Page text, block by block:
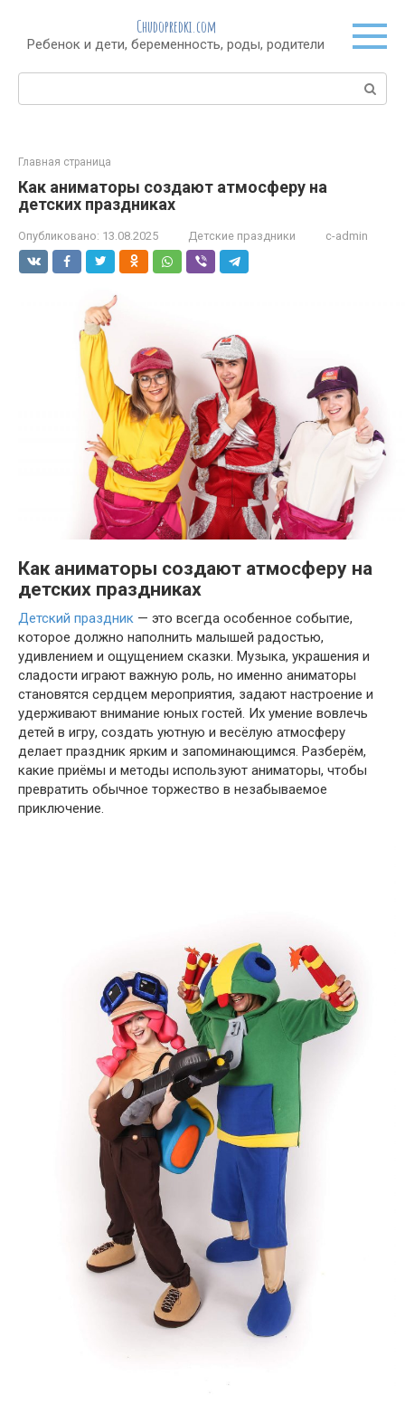
контенту
Chudopredki.com
Ребенок и дети, беременность, роды, родители
Поиск:
Главная страница
Как аниматоры создают атмосферу на
детских праздниках
Опубликовано: 13.08.2025 Детские праздники c-admin
Как аниматоры создают атмосферу на
детских праздниках
Детский праздник — это всегда особенное событие,
которое должно наполнить малышей радостью,
удивлением и ощущением сказки. Музыка, украшения и
сладости играют важную роль, но именно аниматоры
становятся сердцем мероприятия, задают настроение и
удерживают внимание юных гостей. Их умение вовлечь
детей в игру, создать уютную и весёлую атмосферу
делает праздник ярким и запоминающимся. Разберём,
какие приёмы и методы используют аниматоры, чтобы
превратить обычное торжество в незабываемое
приключение.